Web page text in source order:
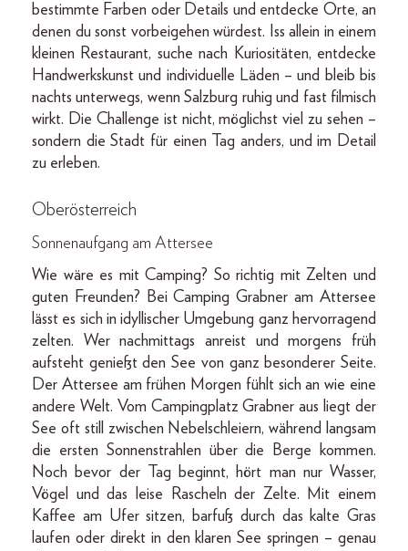
bestimmte Farben oder Details und entdecke Orte, an
denen du sonst vorbeigehen würdest. Iss allein in einem
kleinen Restaurant, suche nach Kuriositäten, entdecke
Handwerkskunst und individuelle Läden – und bleib bis
nachts unterwegs, wenn Salzburg ruhig und fast filmisch
wirkt. Die Challenge ist nicht, möglichst viel zu sehen –
sondern die Stadt für einen Tag anders, und im Detail
zu erleben.
Oberösterreich
Sonnenaufgang am Attersee
Wie wäre es mit Camping? So richtig mit Zelten und
guten Freunden? Bei Camping Grabner am Attersee
lässt es sich in idyllischer Umgebung ganz hervorragend
zelten. Wer nachmittags anreist und morgens früh
aufsteht genießt den See von ganz besonderer Seite.
Der Attersee am frühen Morgen fühlt sich an wie eine
andere Welt. Vom Campingplatz Grabner aus liegt der
See oft still zwischen Nebelschleiern, während langsam
die ersten Sonnenstrahlen über die Berge kommen.
Noch bevor der Tag beginnt, hört man nur Wasser,
Vögel und das leise Rascheln der Zelte. Mit einem
Kaffee am Ufer sitzen, barfuß durch das kalte Gras
laufen oder direkt in den klaren See springen – genau